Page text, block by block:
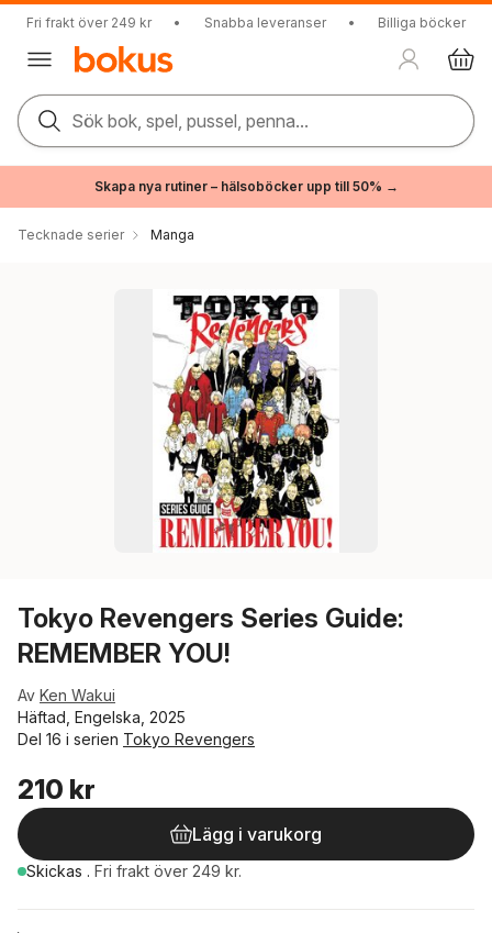
Fri frakt över 249 kr • Snabba leveranser • Billiga böcker
Sök bok, spel, pussel, penna...
Skapa nya rutiner – hälsoböcker upp till 50% →
Tecknade serier Manga
Tokyo Revengers Series Guide:
REMEMBER YOU!
Av Ken Wakui
Häftad, Engelska, 2025
Del 16 i serien Tokyo Revengers
210 kr
Lägg i varukorg
Skickas . Fri frakt över 249 kr.